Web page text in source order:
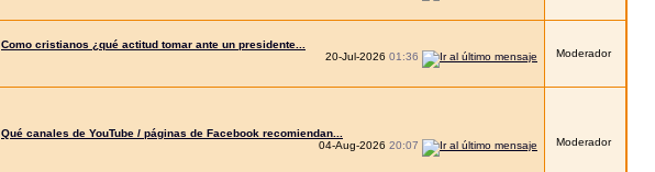
Como cristianos ¿qué actitud tomar ante un presidente...
20-Jul-2026 01:36 Moderador
Qué canales de YouTube / páginas de Facebook recomiendan...
04-Aug-2026 20:07 Moderador